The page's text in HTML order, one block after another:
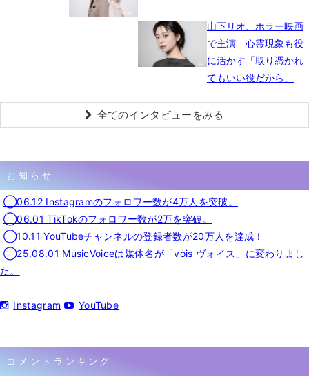
山下リオ、ホラー映画
で主演 心霊現象も役
に活かす「取り憑かれ
てもいい役だから」
全てのインタビューをみる
お知らせ
◯06.12 Instagramのフォロワー数が4万人を突破。
◯06.01 TikTokのフォロワー数が2万を突破。
◯10.11 YouTubeチャンネルの登録者数が20万人を達成！
◯25.08.01 MusicVoiceは媒体名が「vois ヴォイス」に変わりまし
た。
Instagram YouTube
コメントランキング